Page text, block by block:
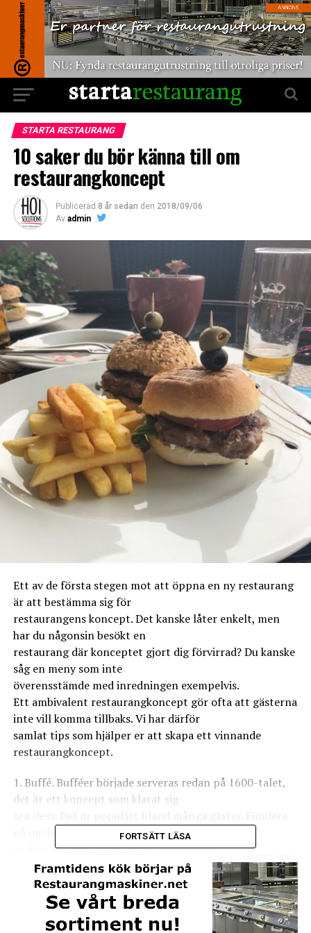
STARTA RESTAURANG
10 saker du bör känna till om
restaurangkoncept
Publicerad 8 år sedan den 2018/09/06
Av admin
Ett av de första stegen mot att öppna en ny restaurang
är att bestämma sig för
restaurangens koncept. Det kanske låter enkelt, men
har du någonsin besökt en
restaurang där konceptet gjort dig förvirrad? Du kanske
såg en meny som inte
överensstämde med inredningen exempelvis.
Ett ambivalent restaurangkoncept gör ofta att gästerna
inte vill komma tillbaks. Vi har därför
samlat tips som hjälper er att skapa ett vinnande
restaurangkoncept.
1. Buffé. Bufféer började serveras redan på 1600-talet,
det är ett koncept som klarat sig
på om bufféer ska vara en del
av din restaurangs koncept.
2. Snabbt och avslappnat. Det här konceptet är
populärt just nu. Det här är lite finare än
en traditionell snabbmatsrestaurang. Den här sortens
restauranger använder ofta
FORTSÄTT LÄSA